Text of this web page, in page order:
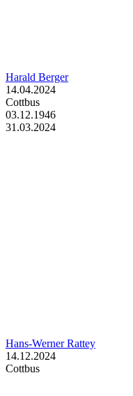
Harald Berger
14.04.2024
Cottbus
03.12.1946
31.03.2024
Hans-Werner Rattey
14.12.2024
Cottbus